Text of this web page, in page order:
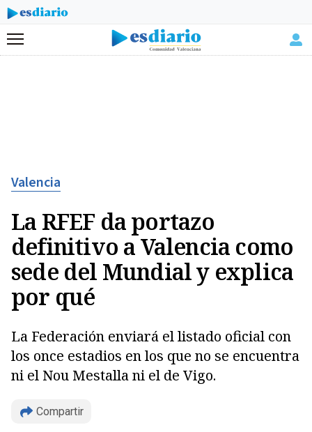
Menú
Valencia
La RFEF da portazo
definitivo a Valencia como
sede del Mundial y explica
por qué
La Federación enviará el listado oficial con
los once estadios en los que no se encuentra
ni el Nou Mestalla ni el de Vigo.
Compartir